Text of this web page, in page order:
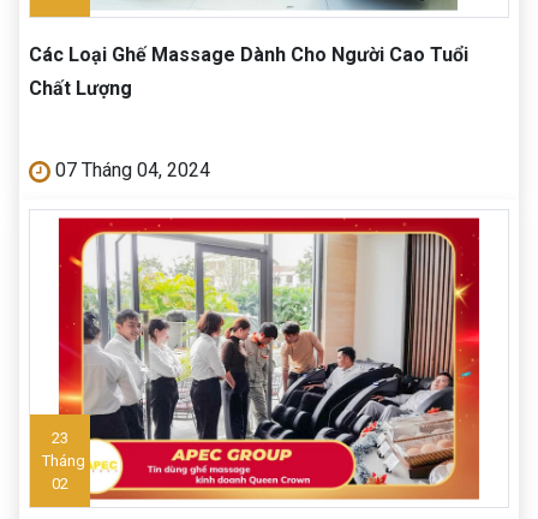
Các Loại Ghế Massage Dành Cho Người Cao Tuổi
Chất Lượng
07 Tháng 04, 2024
23
Tháng
02